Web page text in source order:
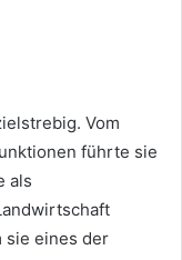
Vom
führte sie
als
sie eines der